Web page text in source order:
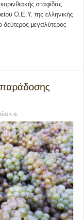
σταφίδας
Ο.Ε.Υ. της ελληνικής
δεύτερος μεγαλύτερος
κ.α.